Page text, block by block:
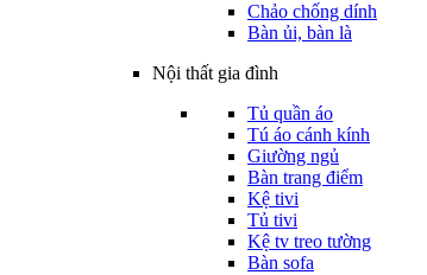
Chảo chống dính
Bàn ủi, bàn là
Nội thất gia đình
Tủ quần áo
Tú áo cánh kính
Giường ngủ
Bàn trang điểm
Kệ tivi
Tủ tivi
Kệ tv treo tường
Bàn sofa